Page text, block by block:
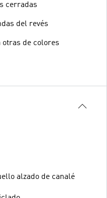
cerradas
del revés
otras de colores
alzado de canalé